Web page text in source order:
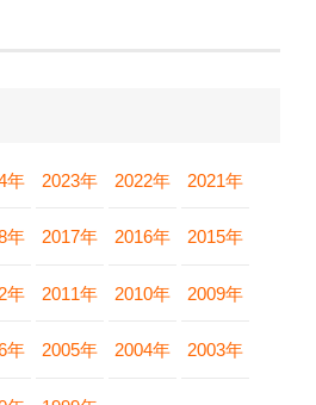
年 2023年 2022年 2021年
年 2017年 2016年 2015年
年 2011年 2010年 2009年
年 2005年 2004年 2003年